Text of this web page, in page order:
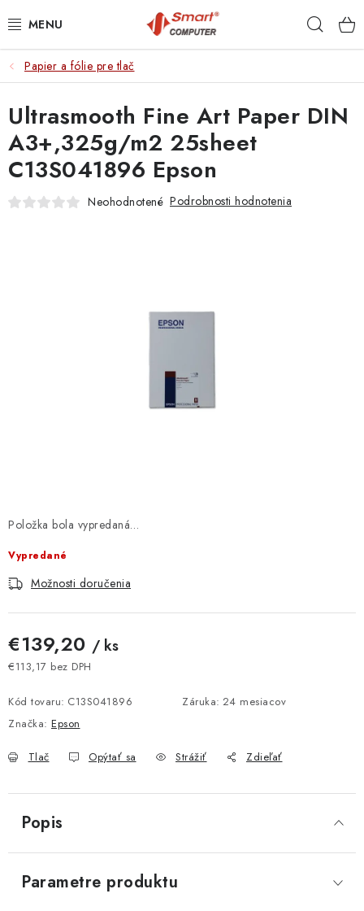
na
NOTEBOOKY
MOBILNÉ ZARIADENIA
PC A KOMPONENTY
PERIFÉRIE
: TOP PRODUKTY
: NOVÉ PRODUKTY
Obchodné podmienky
Formuláre na stiahnutie
Papier a fólie pre tlač
Položka bola vypredaná…
Vypredané
Možnosti doručenia
€139,20 / ks
€113,17 bez DPH
Kód tovaru: C13S041896 Záruka: 24 mesiacov
Značka: Epson
Tlač Opýtať sa Strážiť Zdieľať
Ultrasmooth Fine Art Paper DIN
A3+,325g/m2 25sheet
C13S041896 Epson
Neohodnotené Podrobnosti hodnotenia
Popis
Parametre produktu